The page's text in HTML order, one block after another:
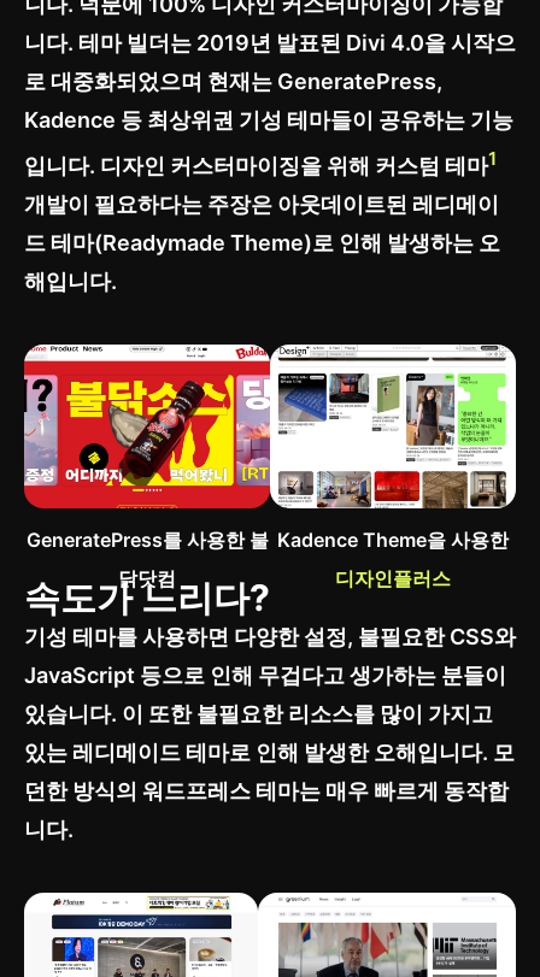
니다. 테마 빌더는 2019년 발표된 Divi 4.0을 시작으
로 대중화되었으며 현재는 GeneratePress,
Kadence 등 최상위권 기성 테마들이 공유하는 기능
입니다. 디자인 커스터마이징을 위해 커스텀 테마1
개발이 필요하다는 주장은 아웃데이트된 레디메이
드 테마(Readymade Theme)로 인해 발생하는 오
해입니다.
GeneratePress를 사용한 불
닭닷컴
Kadence Theme을 사용한
디자인플러스
속도가 느리다?
기성 테마를 사용하면 다양한 설정, 불필요한 CSS와
JavaScript 등으로 인해 무겁다고 생가하는 분들이
있습니다. 이 또한 불필요한 리소스를 많이 가지고
있는 레디메이드 테마로 인해 발생한 오해입니다. 모
던한 방식의 워드프레스 테마는 매우 빠르게 동작합
니다.